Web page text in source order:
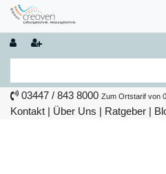
03447 / 843 8000 Zum Ortstarif von
Kontakt | Über Uns | Ratgeber |